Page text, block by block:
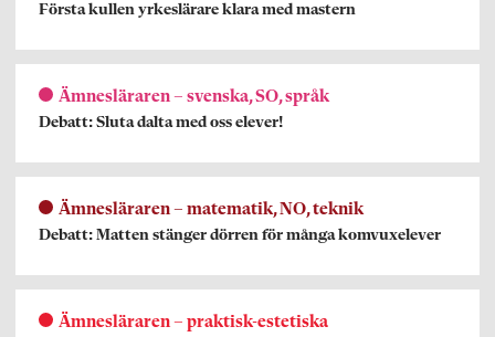
Första kullen yrkeslärare klara med mastern
Ämnesläraren – svenska, SO, språk
Debatt: Sluta dalta med oss elever!
Ämnesläraren – matematik, NO, teknik
Debatt: Matten stänger dörren för många komvuxelever
Ämnesläraren – praktisk-estetiska